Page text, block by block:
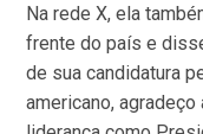
Na rede X, ela
frente do país e
de sua candidatura
americano,